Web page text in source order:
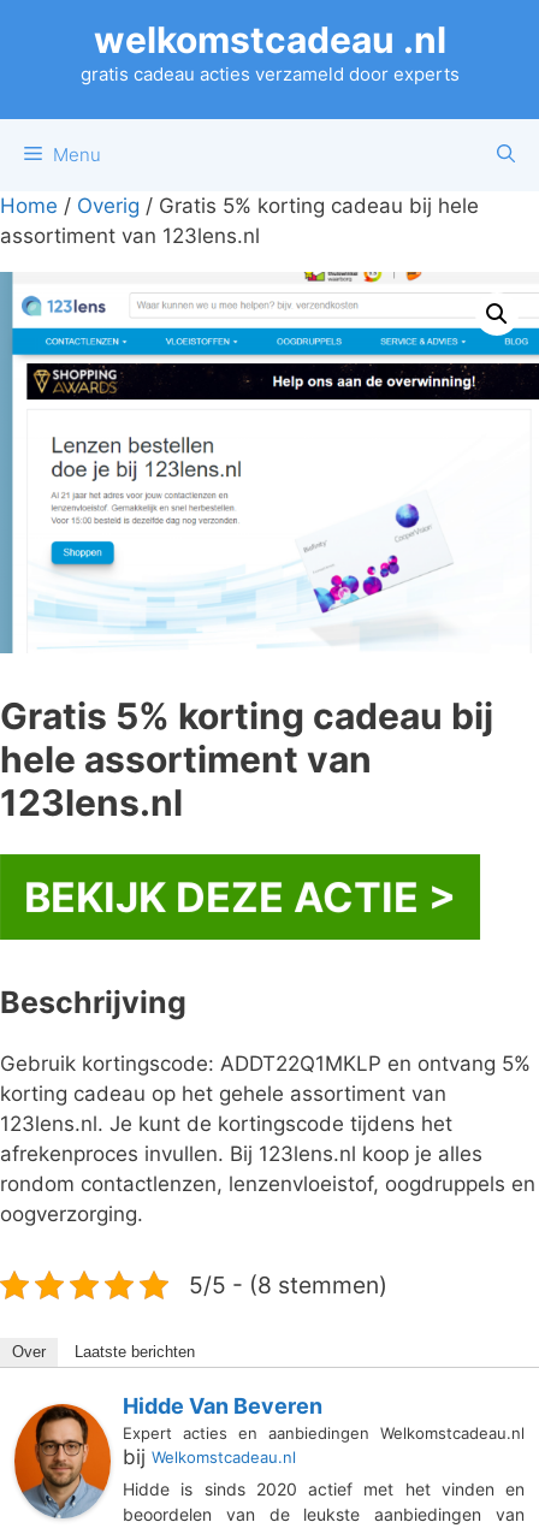
welkomstcadeau .nl
gratis cadeau acties verzameld door experts
Menu
Home / Overig / Gratis 5% korting cadeau bij hele
assortiment van 123lens.nl
Gratis 5% korting cadeau bij
hele assortiment van
123lens.nl
BEKIJK DEZE ACTIE >
Beschrijving
Gebruik kortingscode: ADDT22Q1MKLP en ontvang 5%
korting cadeau op het gehele assortiment van
123lens.nl. Je kunt de kortingscode tijdens het
afrekenproces invullen. Bij 123lens.nl koop je alles
rondom contactlenzen, lenzenvloeistof, oogdruppels en
oogverzorging.
5/5 - (8 stemmen)
Over Laatste berichten
Hidde Van Beveren
Expert acties en aanbiedingen Welkomstcadeau.nl
bij Welkomstcadeau.nl
Hidde is sinds 2020 actief met het vinden en
beoordelen van de leukste aanbiedingen van